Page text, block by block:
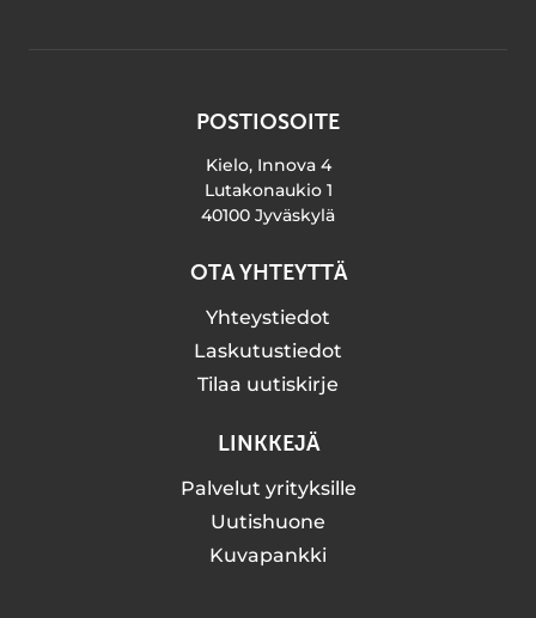
POSTIOSOITE
Kielo, Innova 4
Lutakonaukio 1
40100 Jyväskylä
OTA YHTEYTTÄ
Yhteystiedot
Laskutustiedot
Tilaa uutiskirje
LINKKEJÄ
Palvelut yrityksille
Uutishuone
Kuvapankki